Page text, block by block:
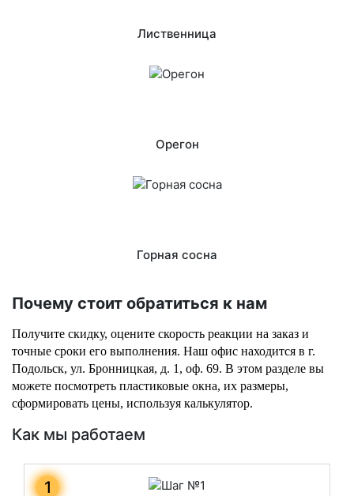
Лиственница
Орегон
Горная сосна
Почему стоит обратиться к нам
Получите скидку, оцените скорость реакции на заказ и
точные сроки его выполнения. Наш офис находится в г.
Подольск, ул. Бронницкая, д. 1, оф. 69. В этом разделе вы
можете посмотреть пластиковые окна, их размеры,
сформировать цены, используя калькулятор.
Как мы работаем
1